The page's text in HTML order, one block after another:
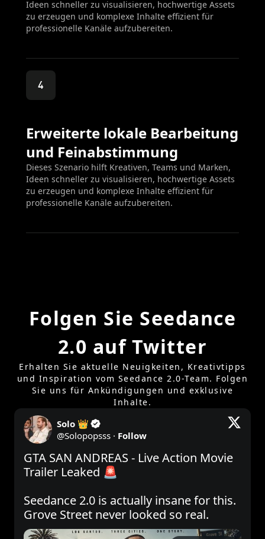
Ideen schneller zu visualisieren, hochwertige Assets
zu erzeugen und komplexe Inhalte effizient für
professionelle Kanäle aufzubereiten.
4
Erweiterte lokale Bearbeitung
und Feinabstimmung
Dieses Szenario hilft Kreativen, Teams und Marken,
Ideen schneller zu visualisieren, hochwertige Assets
zu erzeugen und komplexe Inhalte effizient für
professionelle Kanäle aufzubereiten.
Folgen Sie Seedance
2.0 auf Twitter
Erhalten Sie aktuelle Neuigkeiten, Kreativtipps
und Inspiration vom Seedance 2.0-Team. Folgen
Sie uns für Ankündigungen und exklusive
Inhalte.
Solo 👑
@Solopopsss · Follow
GTA SAN ANDREAS - Live Action Movie
Trailer Leaked 🚨
Seedance 2.0 is actually insane for this.
Grove Street never looked so real.